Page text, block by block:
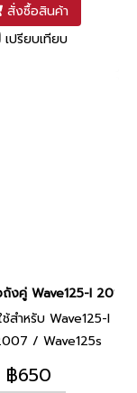
สั่งซื้อสินค้า
เปรียบเทียบ
ขาว]
งคู่ Wave125-I 2010
ช้สำหรับ Wave125-I
/ Wave125s
2005-2007
฿650